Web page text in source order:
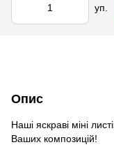
уп.
Опис
Наші яскраві міні
Ваших композицій!